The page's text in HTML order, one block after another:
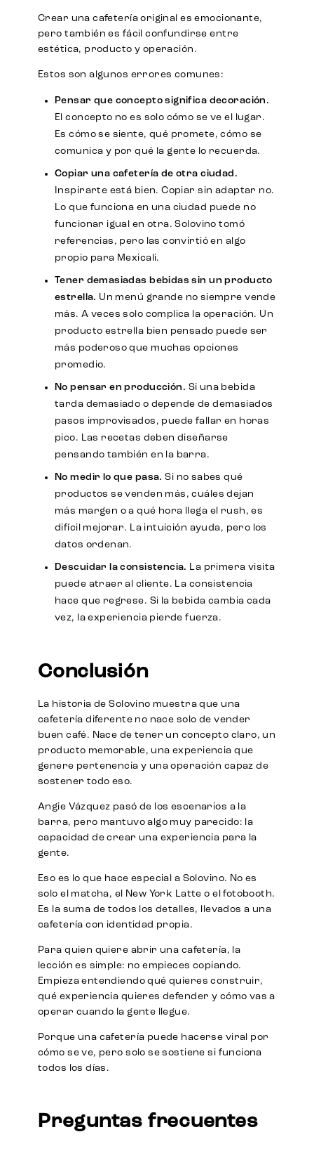
Crear una cafetería original es emocionante,
pero también es fácil confundirse entre
estética, producto y operación.
Estos son algunos errores comunes:
Pensar que concepto significa decoración.
El concepto no es solo cómo se ve el lugar.
Es cómo se siente, qué promete, cómo se
comunica y por qué la gente lo recuerda.
Copiar una cafetería de otra ciudad.
Inspirarte está bien. Copiar sin adaptar no.
Lo que funciona en una ciudad puede no
funcionar igual en otra. Solovino tomó
referencias, pero las convirtió en algo
propio para Mexicali.
Tener demasiadas bebidas sin un producto
estrella. Un menú grande no siempre vende
más. A veces solo complica la operación. Un
producto estrella bien pensado puede ser
más poderoso que muchas opciones
promedio.
No pensar en producción. Si una bebida
tarda demasiado o depende de demasiados
pasos improvisados, puede fallar en horas
pico. Las recetas deben diseñarse
pensando también en la barra.
No medir lo que pasa. Si no sabes qué
productos se venden más, cuáles dejan
más margen o a qué hora llega el rush, es
difícil mejorar. La intuición ayuda, pero los
datos ordenan.
Descuidar la consistencia. La primera visita
puede atraer al cliente. La consistencia
hace que regrese. Si la bebida cambia cada
vez, la experiencia pierde fuerza.
Conclusión
La historia de Solovino muestra que una
cafetería diferente no nace solo de vender
buen café. Nace de tener un concepto claro, un
producto memorable, una experiencia que
genere pertenencia y una operación capaz de
sostener todo eso.
Angie Vázquez pasó de los escenarios a la
barra, pero mantuvo algo muy parecido: la
capacidad de crear una experiencia para la
gente.
Eso es lo que hace especial a Solovino. No es
solo el matcha, el New York Latte o el fotobooth.
Es la suma de todos los detalles, llevados a una
cafetería con identidad propia.
Para quien quiere abrir una cafetería, la
lección es simple: no empieces copiando.
Empieza entendiendo qué quieres construir,
qué experiencia quieres defender y cómo vas a
operar cuando la gente llegue.
Porque una cafetería puede hacerse viral por
cómo se ve, pero solo se sostiene si funciona
todos los días.
Preguntas frecuentes